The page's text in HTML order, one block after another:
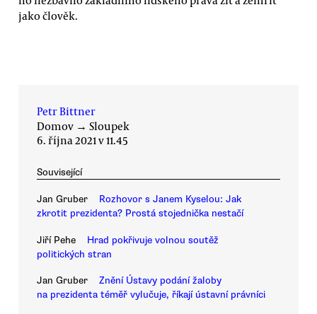
jako člověk.
Petr Bittner
Domov → Sloupek
6. října 2021 v 11.45
Související
Jan Gruber
Rozhovor s Janem Kyselou: Jak
zkrotit prezidenta? Prostá stojednička nestačí
Jiří Pehe
Hrad pokřivuje volnou soutěž
politických stran
Jan Gruber
Znění Ústavy podání žaloby
na prezidenta téměř vylučuje, říkají ústavní právníci